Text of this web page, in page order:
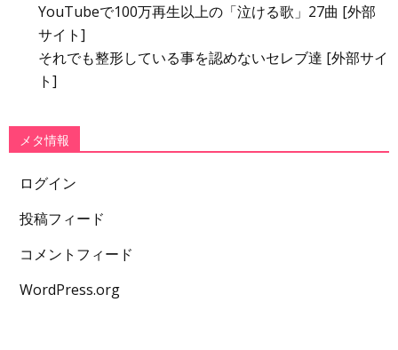
YouTubeで100万再生以上の「泣ける歌」27曲 [外部
サイト]
それでも整形している事を認めないセレブ達 [外部サイ
ト]
メタ情報
ログイン
投稿フィード
コメントフィード
WordPress.org